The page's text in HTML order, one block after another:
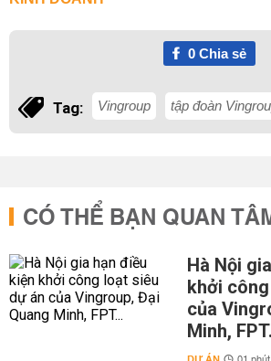
0Chia sẻ
Tag: Vingroup tập đoàn
CÓ THỂ BẠN QUAN
Hà Nội
khởi
của
Minh,